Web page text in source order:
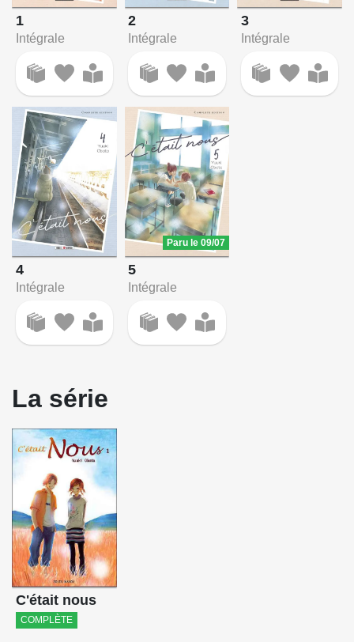
1
Intégrale
2
Intégrale
3
Intégrale
4
Intégrale
Paru le 09/07
5
Intégrale
La série
C'était nous
COMPLÈTE